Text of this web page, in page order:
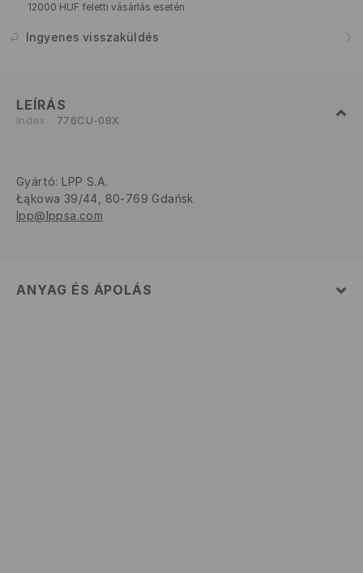
12000 HUF feletti vásárlás esetén
Ingyenes visszaküldés
LEÍRÁS
Index 776CU-08X
Gyártó: LPP S.A.
Łąkowa 39/44, 80-769 Gdańsk
lpp@lppsa.com
ANYAG ÉS ÁPOLÁS